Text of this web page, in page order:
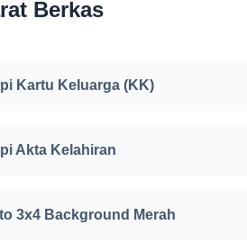
Berkas
Kartu Keluarga (KK)
Akta Kelahiran
3x4 Background Merah